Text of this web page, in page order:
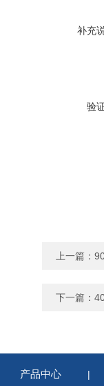
补充
验
上一篇：
下一篇：
产品中心 |